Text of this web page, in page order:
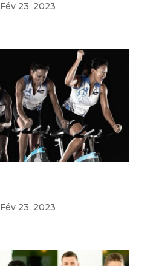
Fév 23, 2023
Fév 23, 2023